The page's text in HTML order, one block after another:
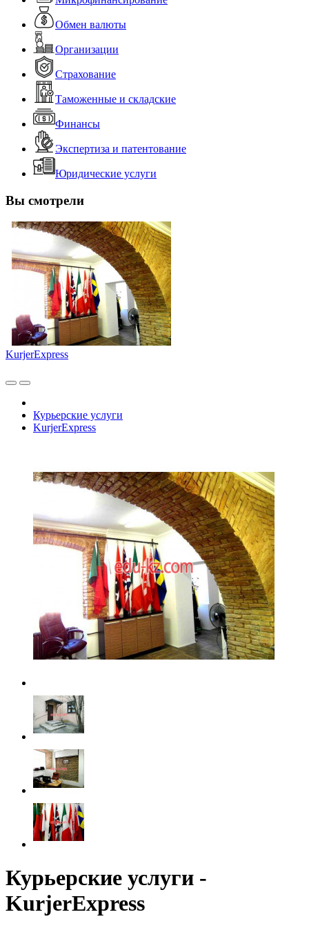
Обмен валюты
Организации
Страхование
Таможенные и складские
Финансы
Экспертиза и патентование
Юридические услуги
Вы смотрели
KurjerExpress
Курьерские услуги
KurjerExpress
Курьерские услуги -
KurjerExpress